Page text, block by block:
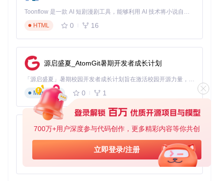
700万+用户深度参与代码创作，更多精彩内容等你共创
立即登录/注册
激活 Turbo性能模式（CPU功耗释放至80-130W）
设置自定义风扇曲线 （70℃时风扇转速提升至70%）
开启120Hz+Overdrive屏幕模式
深色主题界面展示了风扇曲线自定义、电源限制调节和键盘灯
效控制功能
深度优化与高级功能
自定义风扇曲线配置指南
对于支持高级散热控制的机型，创建个性化散热策略：
打开"Fans + Power"设置面板
切换至"Custom Curve"模式
40℃：30%转速
Toonflow 是一款 AI 短剧漫剧工具，能够利用 AI 技术将小说自动转化为剧本，并结合 AI 生成的图片和视频，实现高效的短剧创作。借助 Toonflow，可以轻松完成从文字到影像的全流程，让短剧制作变得更加智能与便捷。
HTML
0 16
源启盛夏_AtomGit暑期开发者成长计划
「源启盛夏」暑期校园开发者成长计划旨在激活校园开源力量，通过积分激励、认证扶持、资源倾斜等形式，引导高校组织和开发者完成「入驻 — 建项目 — 做贡献 — 获认证 — 得资源」的完整闭环。无论你是想带领社团入驻平台的组织者，还是希望用代码贡献证明自己的开发者，都能在这里找到属于你的成长路径。
Markdown
0 1
AionUi
免费、本地、开源的 24/7 全天候 Cowork 应用，以及适用于 Gemini CLI、Claude Code、Codex、OpenCode、Qwen Code、Goose CLI、Auggie 等的 OpenClaw | 🌟 喜欢就点star吧
TypeScript
0 6